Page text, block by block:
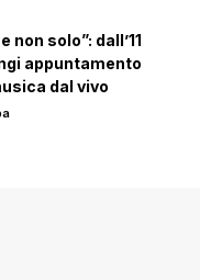
non solo”: dall’11
appuntamento
dal vivo